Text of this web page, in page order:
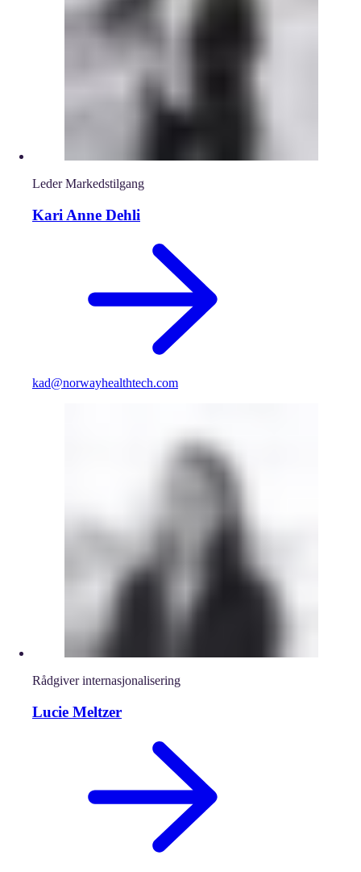
Leder Markedstilgang
Kari Anne Dehli
kad@norwayhealthtech.com
Rådgiver internasjonalisering
Lucie Meltzer